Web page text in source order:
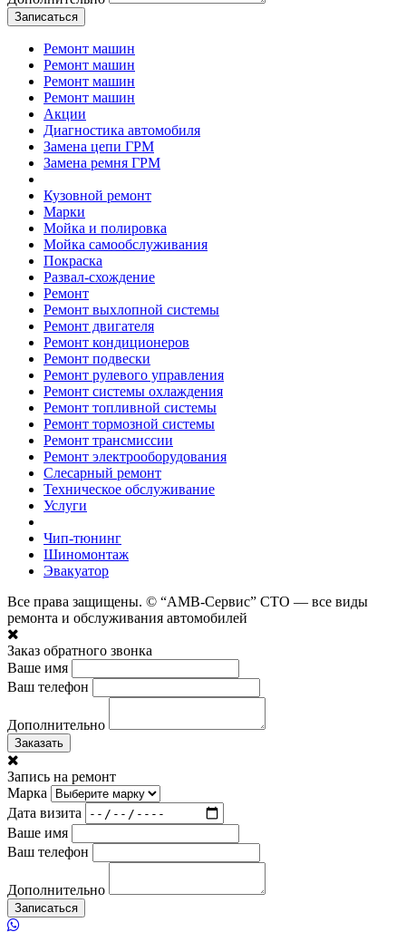
Записаться
Ремонт машин
Ремонт машин
Ремонт машин
Ремонт машин
Акции
Диагностика автомобиля
Замена цепи ГРМ
Замена ремня ГРМ
Кузовной ремонт
Марки
Мойка и полировка
Мойка самообслуживания
Покраска
Развал-схождение
Ремонт
Ремонт выхлопной системы
Ремонт двигателя
Ремонт кондиционеров
Ремонт подвески
Ремонт рулевого управления
Ремонт системы охлаждения
Ремонт топливной системы
Ремонт тормозной системы
Ремонт трансмиссии
Ремонт электрооборудования
Слесарный ремонт
Техническое обслуживание
Услуги
Чип-тюнинг
Шиномонтаж
Эвакуатор
Все права защищены. © “АМВ-Сервис” СТО — все виды
ремонта и обслуживания автомобилей
Заказ обратного звонка
Ваше имя
Ваш телефон
Дополнительно
Заказать
Запись на ремонт
Марка
Дата визита
Ваше имя
Ваш телефон
Дополнительно
Записаться